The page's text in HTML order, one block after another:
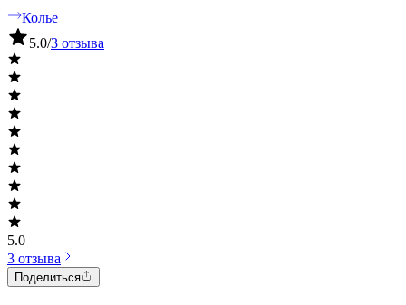
Колье
5.0/3 отзыва
5.0
3 отзыва
Поделиться